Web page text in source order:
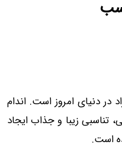
در دنیای امروز است. اندام
تناسبی زیبا و جذاب ایجاد
است.